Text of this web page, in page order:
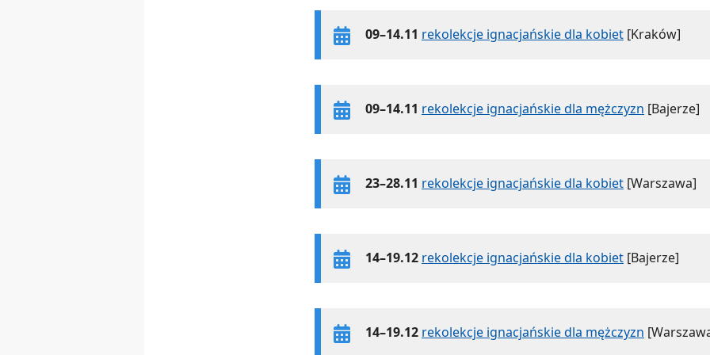
09–14.11 rekolekcje ignacjańskie dla kobiet [Kraków]
09–14.11 rekolekcje ignacjańskie dla mężczyzn [Bajerze]
23–28.11 rekolekcje ignacjańskie dla kobiet [Warszawa]
14–19.12 rekolekcje ignacjańskie dla kobiet [Bajerze]
14–19.12 rekolekcje ignacjańskie dla mężczyzn